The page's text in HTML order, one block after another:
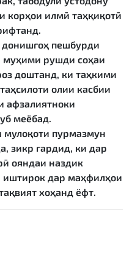
корҳои илмӣ таҳқиқотӣ
пешбурди
муҳими рушди соҳаи
доштанд, ки таҳкими
олии касбии
афзалиятноки
меёбад.
пурмазмун
зикр гардид, ки дар
ояндаи наздик
иштирок дар маҳфилҳои
хоҳанд ёфт.